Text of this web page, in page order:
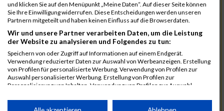
1582 Funken
00:25:42
12220
Cosma
00:25:43
9678
Exner
00:25:43
11817
Schmaul-Klaibee
6812
Koch
00:25:47
9610
Linß
00:25:47
706
Wehmeier
00:25:48
und klicken Sie auf den Menüpunkt „Meine Daten“. Auf dieser Seite können
Sie Ihre Einwilligung widerrufen. Diese Entscheidungen werden unseren
Partnern mitgeteilt und haben keinen Einfluss auf die Browserdaten.
Wir und unsere Partner verarbeiten Daten, um die Leistung
der Website zu analysieren und Folgendes zu tun:
Speichern von oder Zugriff auf Informationen auf einem Endgerät.
Verwendung reduzierter Daten zur Auswahl von Werbeanzeigen. Erstellung
von Profilen für personalisierte Werbung. Verwendung von Profilen zur
Auswahl personalisierter Werbung. Erstellung von Profilen zur
Personalisierung von Inhalten. Verwendung von Profilen zur Auswahl
Performance von Inhalten. Analyse von Zielgruppen durch Statistiken oder
Kombinationen von Daten aus verschiedenen Quellen. Entwicklung und